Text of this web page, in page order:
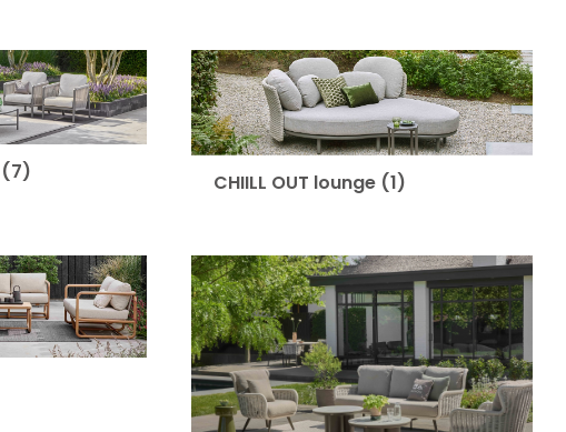
(7) CHIILL OUT lounge (1)